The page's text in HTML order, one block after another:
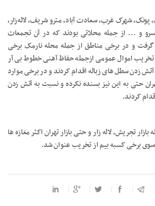
پونک، شهرک غرب، سعادت آباد، مترو شریف، لاله‌زار،
و … از جمله محلاتی بودند که در آن تجمعات
و در برخی مناطق از جمله محله نارمک برخی
اموال عمومی ازجمله حفاظ آهنی خطوط بی آر
آتش زدن سطل های زباله اقدام کردند و در برخی موارد
حتی به این نیز بسنده نکرده و نسبت به آتش زدن
کردند.
تجریش، لاله زار و حتی بازار تهران اکثر مغازه ها
برخی کسبه بیم از تخریب عنوان شد.